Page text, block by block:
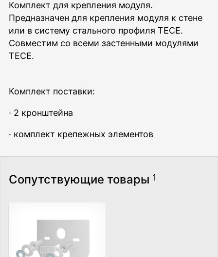
Комплект для крепления модуля.
Предназначен для крепления модуля к стене
или в систему стального профиля ТЕСЕ.
Совместим со всеми застенными модулями
TECE.
Комплект поставки:
· 2 кронштейна
· комплект крепежных элементов
Сопутствующие товары 1